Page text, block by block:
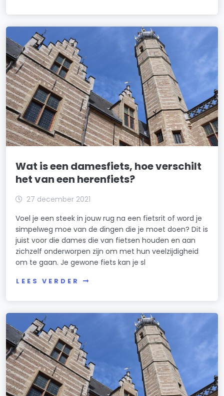
Wat is een damesfiets, hoe verschilt
het van een herenfiets?
27 december 2021
Voel je een steek in jouw rug na een fietsrit of word je
simpelweg moe van de dingen die je moet doen? Dit is
juist voor die dames die van fietsen houden en aan
zichzelf onderworpen zijn om met hun veelzijdigheid
om te gaan. Je gewone fiets kan je sl
LEES VERDER